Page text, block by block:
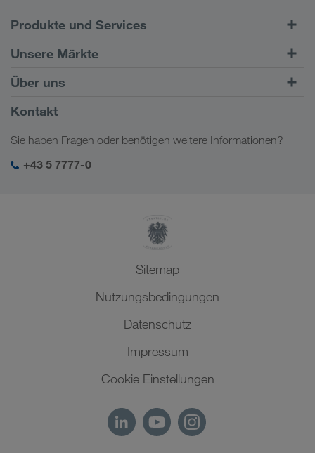
Produkte und Services
Straßentransporte
Kundenportal CONNECT
Digitale Lösungen
Branchenlösungen
Unsere Märkte
Europa
Kaukasus
Zentralasien
Naher Osten
Über uns
Firmeninformation
Soziale Verantwortung
SHEQ-Management
Kontakt
Sie haben Fragen oder benötigen weitere Informationen?
+43 5 7777-0
Sitemap
Nutzungsbedingungen
Datenschutz
Impressum
Cookie Einstellungen